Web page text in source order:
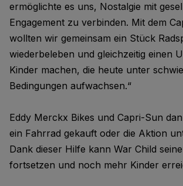
ermöglichte es uns, Nostalgie mit
Engagement zu verbinden. Mit dem
wollten wir gemeinsam ein Stück
wiederbeleben und gleichzeitig einen
Kinder machen, die heute unter
Bedingungen aufwachsen.“
Eddy Merckx Bikes und Capri-Sun
ein Fahrrad gekauft oder die Aktion
Dank dieser Hilfe kann War Child
fortsetzen und noch mehr Kinder